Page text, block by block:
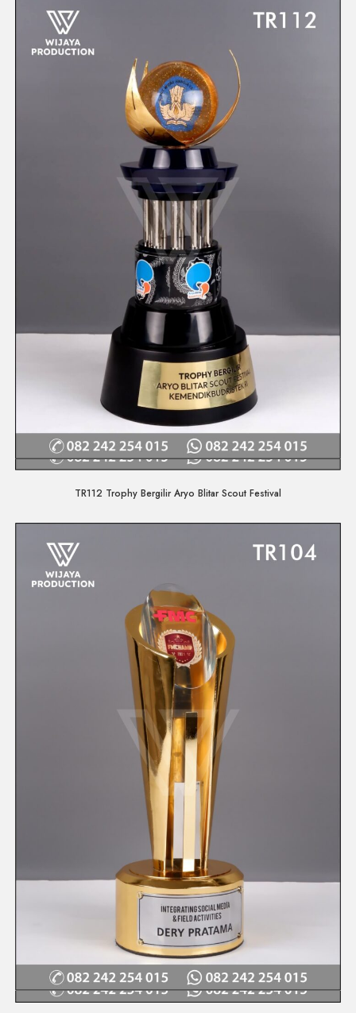
Quick View
TR112 Trophy Bergilir Aryo Blitar Scout Festival
Quick View